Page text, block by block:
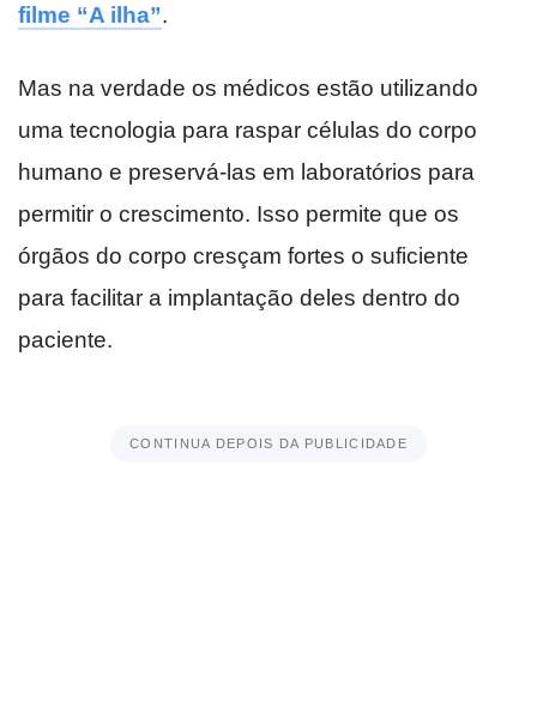
filme “A ilha”.
Mas na verdade os médicos estão utilizando
uma tecnologia para raspar células do corpo
humano e preservá-las em laboratórios para
permitir o crescimento. Isso permite que os
órgãos do corpo cresçam fortes o suficiente
para facilitar a implantação deles dentro do
paciente.
CONTINUA DEPOIS DA PUBLICIDADE